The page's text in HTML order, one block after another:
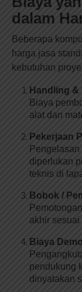
dalam
Beberapa
harga jasa
kebutuhan
Handling
Biaya
alat dan
Pekerjaan
diperlukan
teknis di
Bobok /
akhir sesuai
Biaya
pendukung
dinyatakan